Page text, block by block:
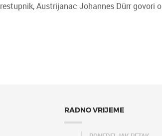
Austrijanac Johannes Dürr govori o
RADNO VRIJEME